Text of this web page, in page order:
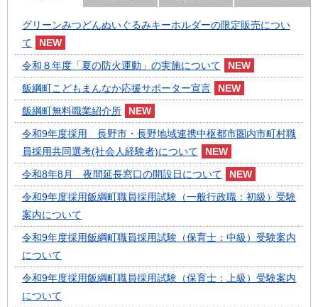
グリーンみつどんぬいぐるみキーホルダーの限定販売につい
て
令和８年度「夏の防火運動」の実施について
飯綱町こどもまんなか応援サポーター宣言
飯綱町無料職業紹介所
令和9年度採用 長野市・長野地域連携中枢都市圏内市町村職
員採用共同選考(社会人経験者)について
令和8年8月 夜間延長窓口の開設日について
令和9年度採用飯綱町職員採用試験（一般行政職：初級）受験
案内について
令和9年度採用飯綱町職員採用試験（保育士：中級）受験案内
について
令和9年度採用飯綱町職員採用試験（保育士：上級）受験案内
について